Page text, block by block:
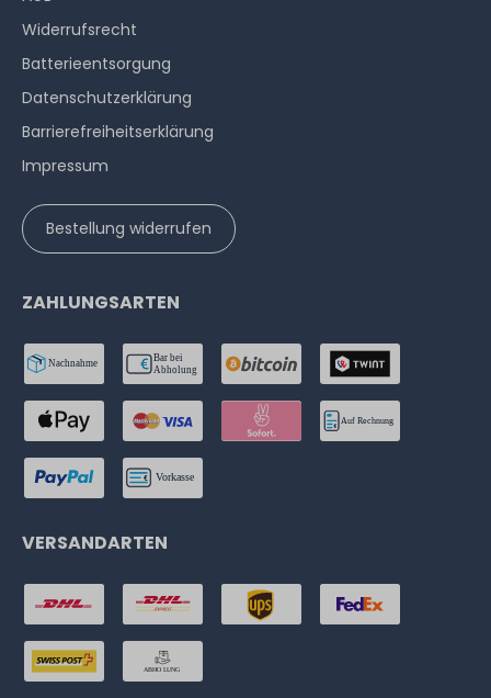
Widerrufs­recht
Batterieentsorgung
Datenschutzerklärung
Barrierefreiheitserklärung
Impressum
Bestellung widerrufen
ZAHLUNGSARTEN
VERSANDARTEN